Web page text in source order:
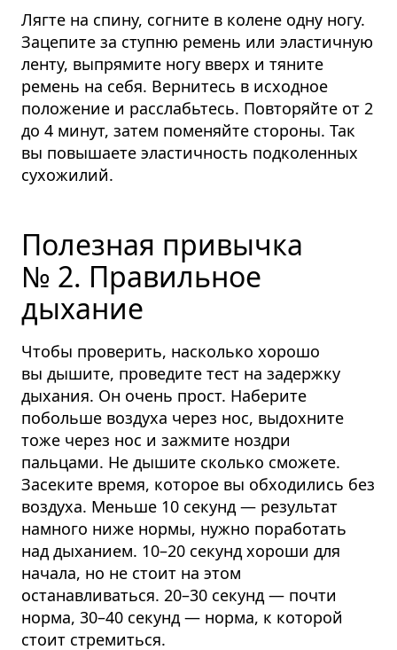
Лягте на спину, согните в колене одну ногу.
Зацепите за ступню ремень или эластичную
ленту, выпрямите ногу вверх и тяните
ремень на себя. Вернитесь в исходное
положение и расслабьтесь. Повторяйте от 2
до 4 минут, затем поменяйте стороны. Так
вы повышаете эластичность подколенных
сухожилий.
Полезная привычка
№ 2. Правильное
дыхание
Чтобы проверить, насколько хорошо
вы дышите, проведите тест на задержку
дыхания. Он очень прост. Наберите
побольше воздуха через нос, выдохните
тоже через нос и зажмите ноздри
пальцами. Не дышите сколько сможете.
Засеките время, которое вы обходились без
воздуха. Меньше 10 секунд — результат
намного ниже нормы, нужно поработать
над дыханием. 10–20 секунд хороши для
начала, но не стоит на этом
останавливаться. 20–30 секунд — почти
норма, 30–40 секунд — норма, к которой
стоит стремиться.